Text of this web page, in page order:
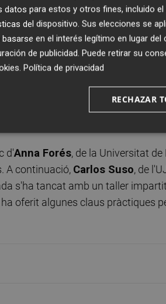
més de 60 estudiants
França, Holanda, els
la importància de cultivar la salut
positives, la gestió
d'Anna Forés, de la Universitat de
A continuació, Carlos Suso, de
s'ha tancat amb un taller
oferit algunes claus pràctiques
datos para estos y otros fines, incluido
del dispositivo. Sus elecciones se
en el interés legítimo en lugar
de publicidad. Puede retirar su
. Política de privacidad
RECHAZAR